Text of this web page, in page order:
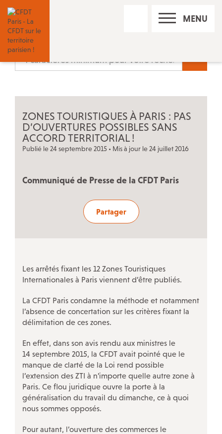
RECHERCHE MENU
Nos réseaux sociaux
Contact
Trouver un conseiller du salarié
Décryptage
Outils militants
LE 7/9 : Un lieu d’accueil CFDT au service des salariés
Nos autres accueils à Paris
Nos instances
Nos ateliers-débats
Notre histoire
ZONES TOURISTIQUES À PARIS : PAS
D’OUVERTURES POSSIBLES SANS
ACCORD TERRITORIAL !
Publié le 24 septembre 2015 • Mis à jour le 24 juillet 2016
Communiqué de Presse de la CFDT Paris
Partager
Les arrêtés fixant les 12 Zones Touristiques
Internationales à Paris viennent d’être publiés.
La CFDT Paris condamne la méthode et notamment
l’absence de concertation sur les critères fixant la
délimitation de ces zones.
En effet, dans son avis rendu aux ministres le
14 septembre 2015, la CFDT avait pointé que le
manque de clarté de la Loi rend possible
l’extension des ZTI à n’importe quelle autre zone à
Paris. Ce flou juridique ouvre la porte à la
généralisation du travail du dimanche, ce à quoi
nous sommes opposés.
Pour autant, l’ouverture des commerces le